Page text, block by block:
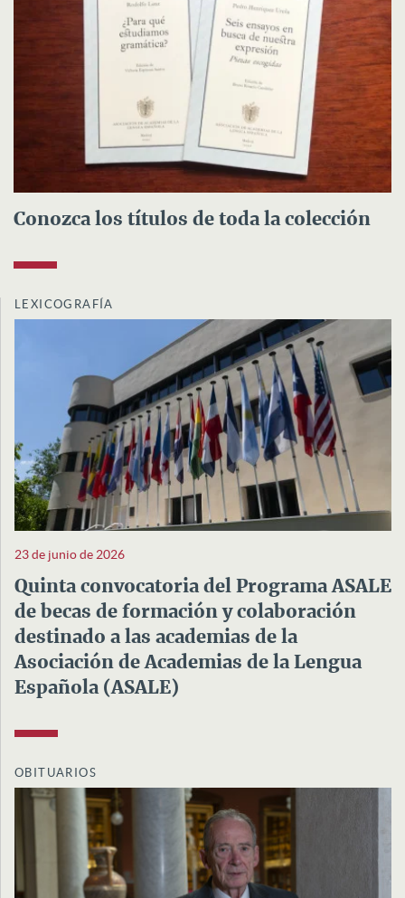
Conozca los títulos de toda la colección
LEXICOGRAFÍA
23 de junio de 2026
Quinta convocatoria del Programa ASALE
de becas de formación y colaboración
destinado a las academias de la
Asociación de Academias de la Lengua
Española (ASALE)
OBITUARIOS